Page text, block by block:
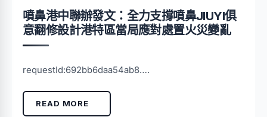
噴鼻港中聯辦發文：全力支撐噴鼻JIUYI俱
意翻修設計港特區當局應對處置火災變亂
requestId:692bb6daa54ab8….
READ MORE